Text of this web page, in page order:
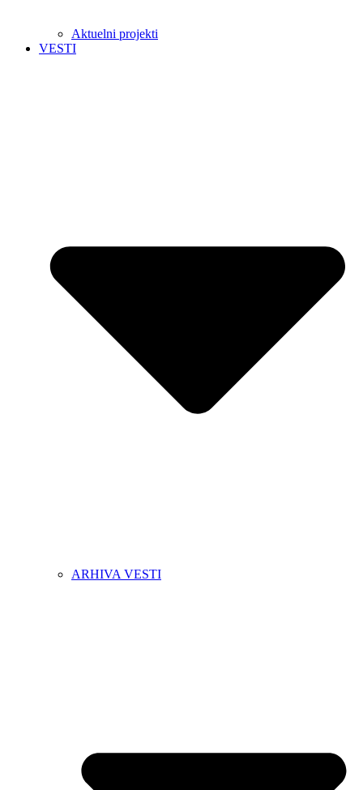
Aktuelni projekti
VESTI
ARHIVA VESTI